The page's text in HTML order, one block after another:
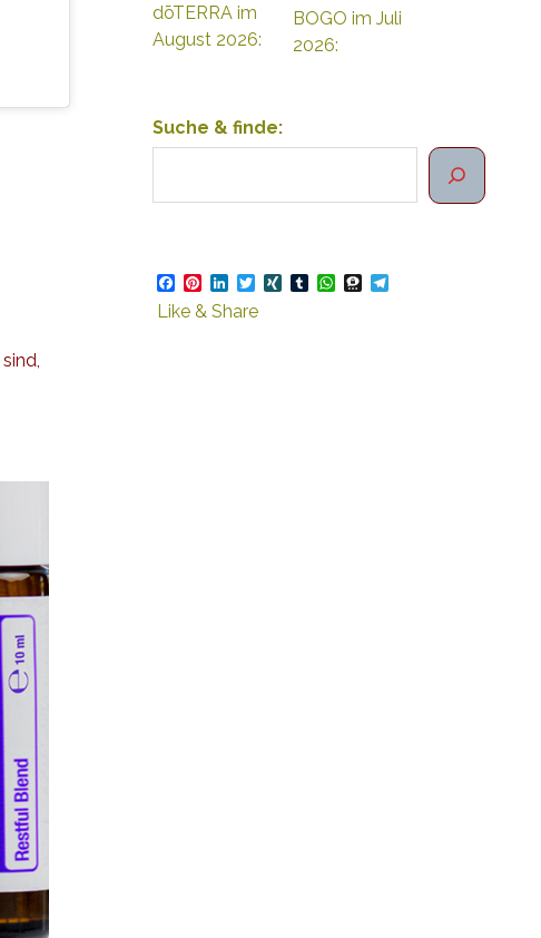
sind,
dōTERRA im
August 2026:
BOGO im Juli
2026:
Suche & finde:
Facebook
Pinterest
LinkedIn
Twitter
XINGTumblrWhatsApp
Threema
Telegram
Like & Share